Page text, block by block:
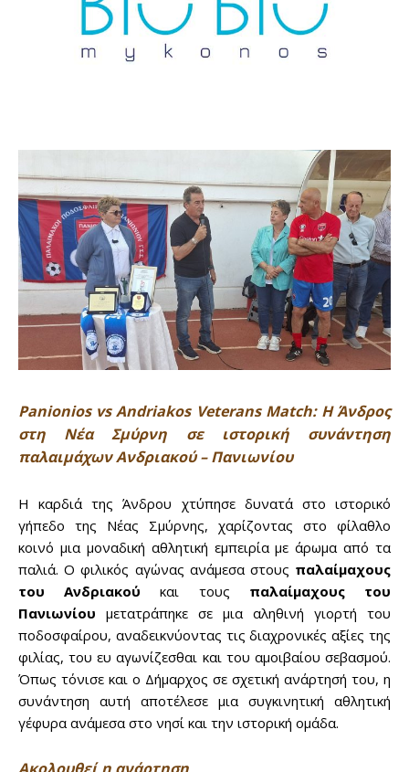
Panionios vs Andriakos Veterans Match: Η Άνδρος
στη Νέα Σμύρνη σε ιστορική συνάντηση
παλαιμάχων Ανδριακού – Πανιωνίου
Η καρδιά της Άνδρου χτύπησε δυνατά στο ιστορικό
γήπεδο της Νέας Σμύρνης, χαρίζοντας στο φίλαθλο
κοινό μια μοναδική αθλητική εμπειρία με άρωμα από τα
παλιά. Ο φιλικός αγώνας ανάμεσα στους παλαίμαχους
του Ανδριακού και τους παλαίμαχους του
Πανιωνίου μετατράπηκε σε μια αληθινή γιορτή του
ποδοσφαίρου, αναδεικνύοντας τις διαχρονικές αξίες της
φιλίας, του ευ αγωνίζεσθαι και του αμοιβαίου σεβασμού.
Όπως τόνισε και ο Δήμαρχος σε σχετική ανάρτησή του, η
συνάντηση αυτή αποτέλεσε μια συγκινητική αθλητική
γέφυρα ανάμεσα στο νησί και την ιστορική ομάδα.